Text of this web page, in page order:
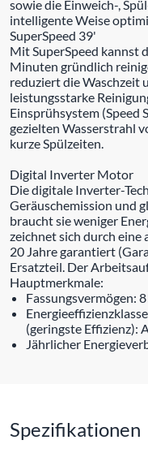
sowie die Einweich-,
intelligente Weise
SuperSpeed 39'
Mit SuperSpeed kannst
Minuten gründlich
reduziert die Waschzeit
leistungsstarke
Einsprühsystem (Speed
gezielten Wasserstrahl
kurze Spülzeiten.
Digital Inverter Motor
Die digitale Inverter-
Geräuschemission und
braucht sie weniger
zeichnet sich durch eine
20 Jahre garantiert
Ersatzteil. Der
Hauptmerkmale:
Fassungsvermögen:
(geringste Effizienz):
Jährlicher
Spezifikationen